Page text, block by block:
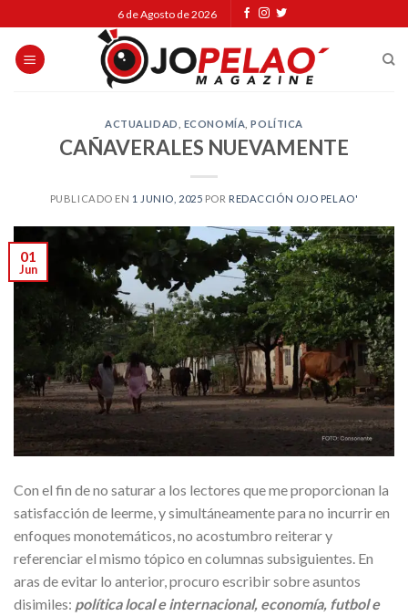
to
content
6 de Agosto de 2026
ACTUALIDAD ECONOMÍA ,POLÍTICA
CAÑAVERALES NUEVAMENTE
PUBLICADO EN 1 JUNIO, 2025 POR REDACCIÓN OJO PELAO'
01
Jun
Con el fin de no saturar a los lectores que me proporcionan la
satisfacción de leerme, y simultáneamente para no incurrir en
enfoques monotemáticos, no acostumbro reiterar y
referenciar el mismo tópico en columnas subsiguientes. En
aras de evitar lo anterior, procuro escribir sobre asuntos
disimiles: política local e internacional, economía, futbol e